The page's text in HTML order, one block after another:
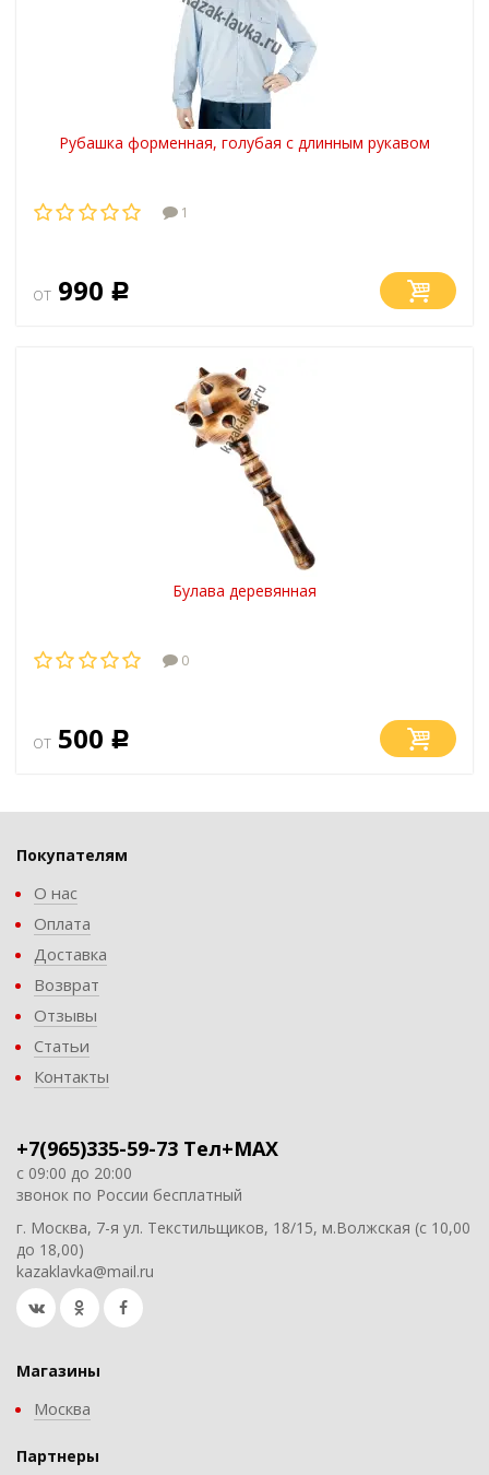
Рубашка форменная, голубая с длинным рукавом
1
от 990 Р
Булава деревянная
0
от 500 Р
Покупателям
О нас
Оплата
Доставка
Возврат
Отзывы
Статьи
Контакты
+7(965)335-59-73 Тел+MAX
с 09:00 до 20:00
звонок по России бесплатный
г. Москва, 7-я ул. Текстильщиков, 18/15, м.Волжская (с 10,00
до 18,00)
kazaklavka@mail.ru
Магазины
Москва
Партнеры